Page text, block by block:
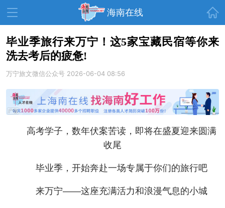
海南在线
资讯中心 热点
教育 健康 房产
活动
走读海南 周末去哪儿
毕业季旅行来万宁！这5家宝藏民宿等你来
洗去考后的疲惫!
万宁旅文微信公众号 2026-06-04 08:56
高考学子，数年伏案苦读，即将在盛夏迎来圆满
收尾
毕业季，开始奔赴一场专属于你们的旅行吧
来万宁——这座充满活力和浪漫气息的小城